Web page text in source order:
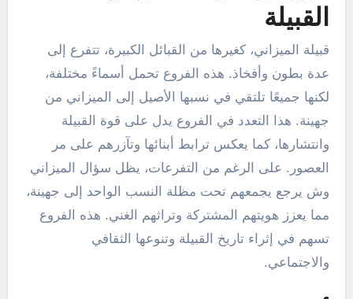
القبيلة
قبيلة الميزاني، كغيرها من القبائل الكبيرة، تتفرع إلى
عدة بطون وأفخاذ. هذه الفروع تحمل أسماءً مختلفة،
لكنها جميعًا تلتقي في نسبها الأصيل إلى الميزاني من
جهينة. هذا التعدد في الفروع يدل على قوة القبيلة
وانتشارها، كما يعكس ترابط أبنائها وتآزرهم على مر
العصور. على الرغم من التفرعات، يظل سؤال الميزاني
وش يرجع يجمعهم تحت مظلة النسب الواحد إلى جهينة،
مما يعزز هويتهم المشتركة وتراثهم الغني. هذه الفروع
تسهم في إثراء تاريخ القبيلة وتنوعها الثقافي
والاجتماعي.